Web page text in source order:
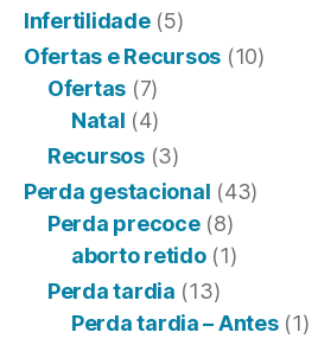
Infertilidade(5)
Ofertas e Recursos (10)
Ofertas (7)
Natal (4)
Recursos(3)
Perda gestacional (43)
Perda precoce(8)
aborto retido(1)
Perda tardia (13)
Perda tardia – Antes(1)